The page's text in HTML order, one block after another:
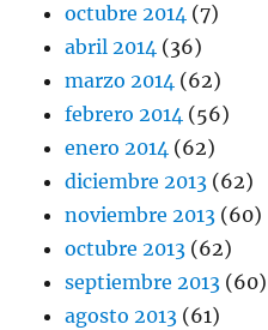
octubre 2014 (7)
abril 2014 (36)
marzo 2014 (62)
febrero 2014 (56)
enero 2014 (62)
diciembre 2013 (62)
noviembre 2013 (60)
octubre 2013 (62)
septiembre 2013 (60)
agosto 2013 (61)